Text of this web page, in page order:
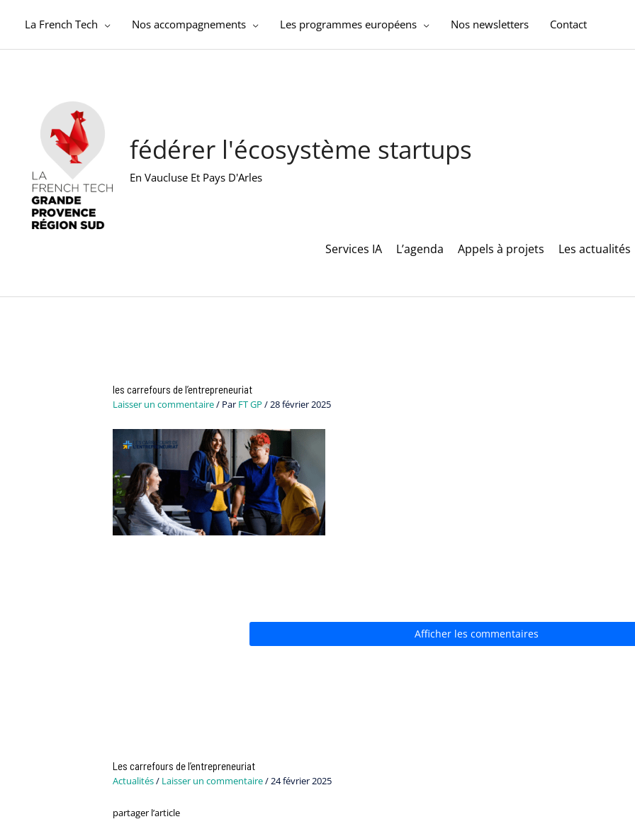
La French Tech Nos accompagnements Les programmes européens Nos newsletters Contact
fédérer l'écosystème startups
En Vaucluse Et Pays D'Arles
Services IA L’agenda Appels à projets Les actualités
les carrefours de l’entrepreneuriat
Laisser un commentaire/ Par FT GP /28 février 2025
Afficher les commentaires
Les carrefours de l’entrepreneuriat
Actualités/ Laisser un commentaire/24 février 2025
partager l’article